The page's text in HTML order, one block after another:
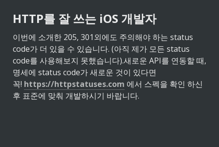
HTTP를 잘 쓰는 iOS 개발자
이번에 소개한 205, 301외에도 주의해야 하는 status
code가 더 있을 수 있습니다. (아직 제가 모든 status
code를 사용해보지 못했습니다).새로운 API를 연동할 때,
명세에 status code가 새로운 것이 있다면
꼭! https://httpstatuses.com 에서 스펙을 확인 하신
후 표준에 맞춰 개발하시기 바랍니다.